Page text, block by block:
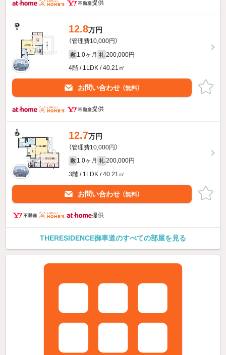
提供
12.8万円
（管理費10,000円）
敷 1.0ヶ月 礼 200,000円
4階 / 1LDK / 40.21㎡
お問い合わせ （無料）
提供
12.7万円
（管理費10,000円）
敷 1.0ヶ月 礼 200,000円
3階 / 1LDK / 40.21㎡
お問い合わせ （無料）
提供
THERESIDENCE御車道のすべての部屋を見る